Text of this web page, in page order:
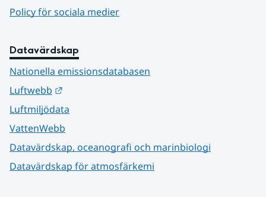
Policy för sociala medier
Datavärdskap
Nationella emissionsdatabasen
Luftwebb
Luftmiljödata
VattenWebb
Datavärdskap, oceanografi och marinbiologi
Datavärdskap för atmosfärkemi